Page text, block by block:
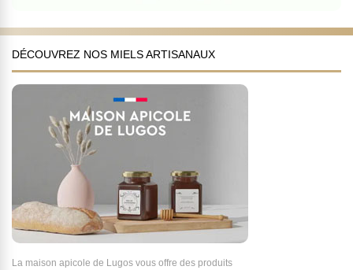
DÉCOUVREZ NOS MIELS ARTISANAUX
La maison apicole de Lugos vous offre des produits